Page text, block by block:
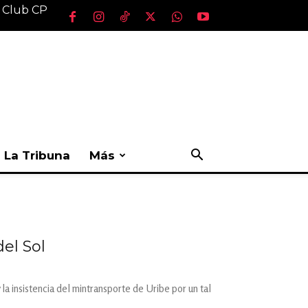
CP
La Tribuna Más
Sol
insistencia del mintransporte de Uribe por un tal